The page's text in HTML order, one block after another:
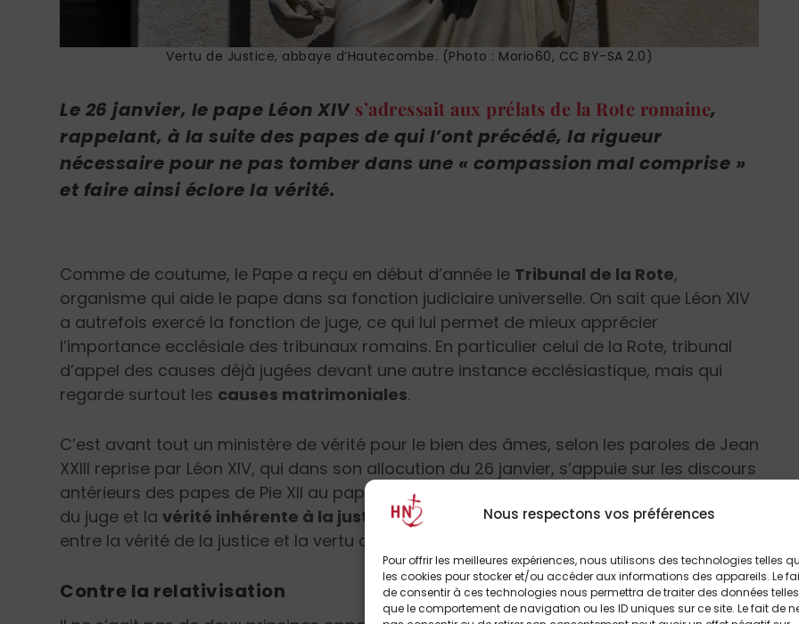
Nous respectons vos préférences
Pour offrir les meilleures expériences, nous utilisons des technologies telles
les cookies pour stocker et/ou accéder aux informations des appareils. Le
de consentir à ces technologies nous permettra de traiter des données telles
que le comportement de navigation ou les ID uniques sur ce site. Le fait de
Vertu de Justice, abbaye d’Hautecombe. (Photo : Morio60, CC BY-SA 2.0)
Le 26 janvier, le pape Léon XIV s’adressait aux prélats de la Rote romaine,
rappelant, à la suite des papes de qui l’ont précédé, la rigueur
nécessaire pour ne pas tomber dans une « compassion mal comprise »
et faire ainsi éclore la vérité.
Comme de coutume, le Pape a reçu en début d’année le Tribunal de la Rote,
organisme qui aide le pape dans sa fonction judiciaire universelle. On sait que Léon XIV
a autrefois exercé la fonction de juge, ce qui lui permet de mieux apprécier
l’importance ecclésiale des tribunaux romains. En particulier celui de la Rote, tribunal
d’appel des causes déjà jugées devant une autre instance ecclésiastique, mais qui
regarde surtout les causes matrimoniales.
C’est avant tout un ministère de vérité pour le bien des âmes, selon les paroles de Jean
XXIII reprise par Léon XIV, qui dans son allocution du 26 janvier, s’appuie sur les discours
antérieurs des papes de Pie XII au pape François, et aborde le rapport entre l’activité
du juge et lavérité inhérente à la justice, proposant une réflexion sur le lien étroit
entre la vérité de la justice et la vertu de charité.
Contre la relativisation